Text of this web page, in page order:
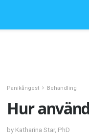
Panikångest Behandling
Hur
by Katharina Star, PhD